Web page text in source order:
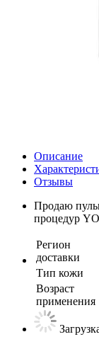
Описание
Отзывы
Продаю
процедур
Регион
доставки
Тип кожи
Возраст
применения